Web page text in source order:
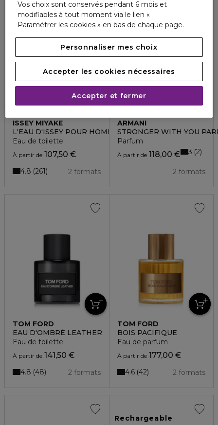
ISSEY MIYAKE
L'EAU D'ISSEY POUR HOMME
Eau de toilette
À partir de 107,50 €
2 formats
4.8 261
ARMANI
STRONGER WITH YOU
Parfum
À partir de118,00 €
2 formats
3 2
TOM FORD
EAU D'OMBRÉ LEATHER
Eau de toilette
À partir de 141,50 €
2 formats
4.8 48
TOM FORD
BOIS PACIFIQUE
Eau de parfum
À partir de177,00 €
2 formats
4.6 42
Rechargeable
Vos choix sont conservés pendant 6 mois et
modifiables à tout moment via le lien «
Paramétrer les cookies » en bas de chaque page.
Personnaliser mes choix
Accepter les cookies nécessaires
Accepter et fermer